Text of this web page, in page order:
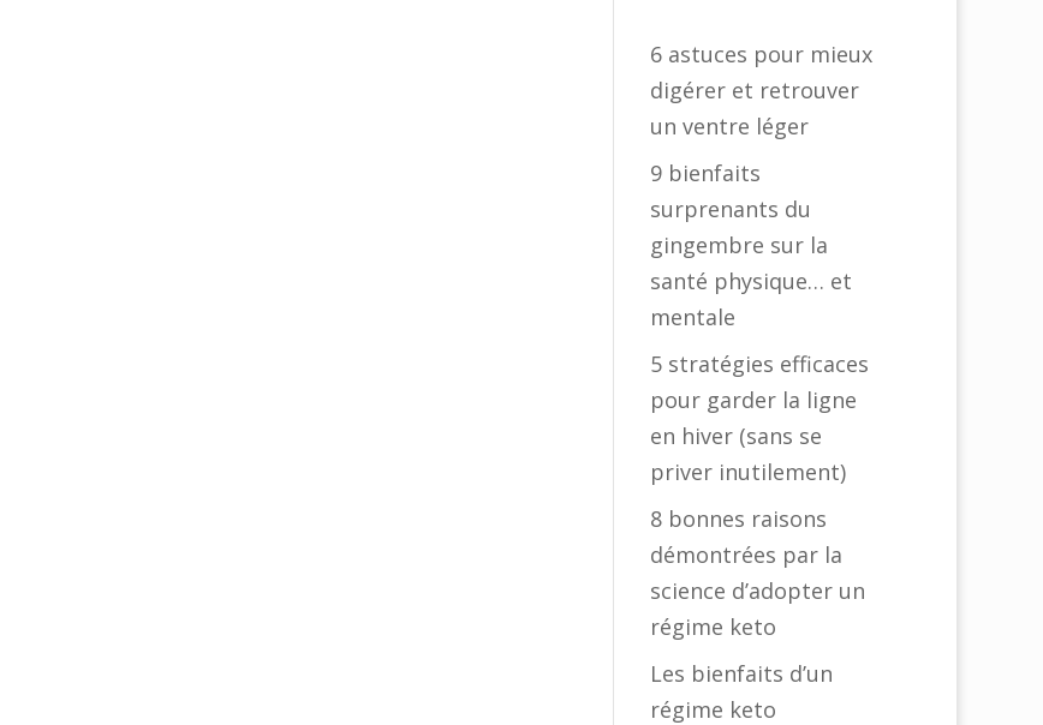
6 astuces pour mieux
digérer et retrouver
un ventre léger
9 bienfaits
surprenants du
gingembre sur la
santé physique… et
mentale
5 stratégies efficaces
pour garder la ligne
en hiver (sans se
priver inutilement)
8 bonnes raisons
démontrées par la
science d’adopter un
régime keto
Les bienfaits d’un
régime keto